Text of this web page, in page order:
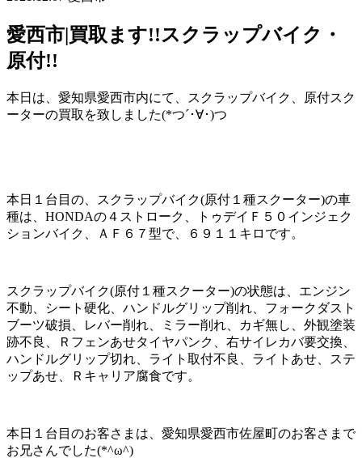
愛西市|買取ます!!スクラップバイク・
原付!!
本日は、愛知県愛西市内にて、スクラップバイク、原付スク
ーターの買取を致しました(*つ´･∀･)つ
本日１台目の、スクラップバイク(原付１種スクーター)の車
種は、HONDAの４ストローク、トゥデイＦ５０インジェク
ションバイク、ＡＦ６７型で、６９１１キロです。
スクラップバイク(原付１種スクーター)の状態は、エンジン
不動、シート硬化、ハンドルグリップ削れ、フォークダスト
ブーツ破損、レバー削れ、ミラー削れ、カギ無し、外観塗装
跡不良、Ｒフェンあせタイヤパンク、右サイレカバ要交換、
ハンドルグリップ切れ、ライト取付不良、ライトあせ、ステ
ップあせ、Ｒキャリア腐食です。
本日１台目のお客さまは、愛知県愛西市佐屋町のお客さまで
お兄さんでした(*^ω^)